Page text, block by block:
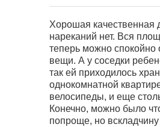
Хорошая качественная
нареканий нет. Вся
теперь можно спокойно
вещи. А у соседки
так ей приходилось
однокомнатной
велосипеды, и еще
Конечно, можно было
попроще, но